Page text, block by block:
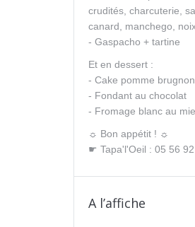
crudités, charcuterie,
canard, manchego,
- Gaspacho + tartine
Et en dessert :
- Cake pomme brugnon
- Fondant au chocolat
- Fromage blanc au
☼ Bon appétit ! ☼
☛ Tapa'l'Oeil : 05 56 92
A l’affiche